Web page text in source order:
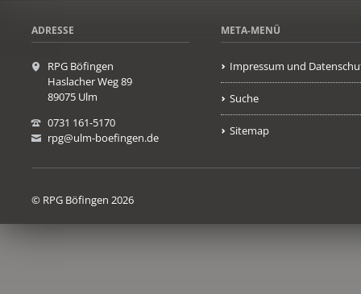
ADRESSE
RPG Böfingen
Haslacher Weg 89
89075 Ulm
0731 161-5170
rpg@ulm-boefingen.de
META-MENÜ
Impressum und
Suche
Sitemap
© RPG Böfingen 2026